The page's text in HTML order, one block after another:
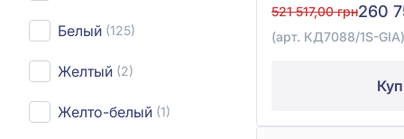
Белый (125)
Желтый (2)
Желто-белый (1)
521 517,00 грн260
(арт. КД7088/1S-GIA)